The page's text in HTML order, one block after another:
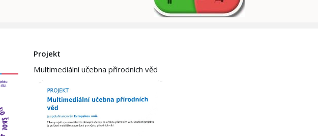
Projekt
Multimediální učebna přírodních věd